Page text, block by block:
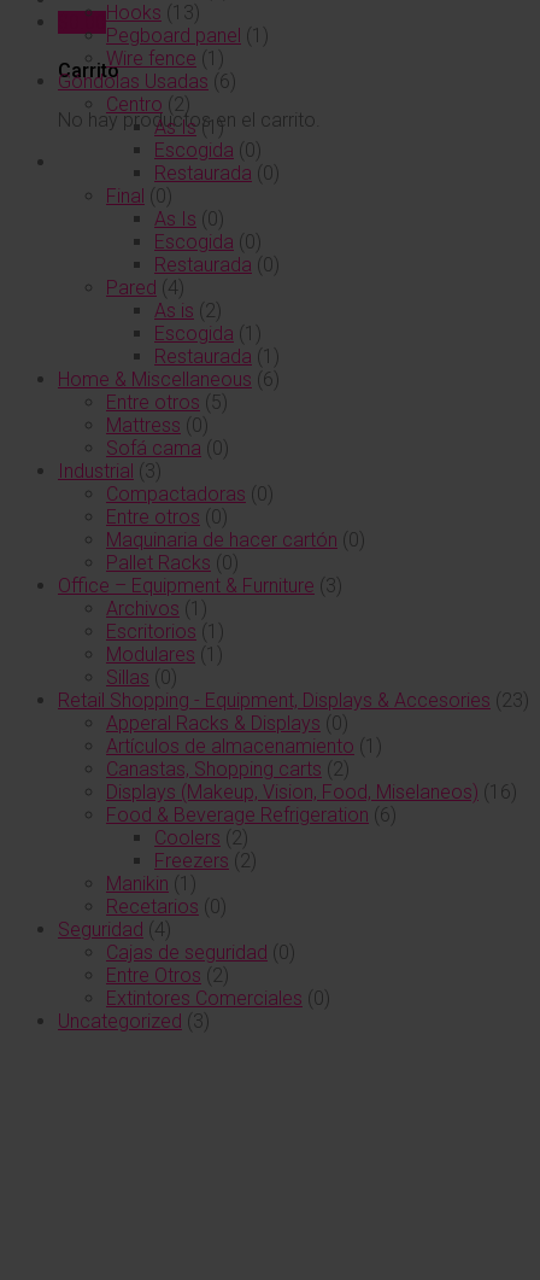
0.00
Carrito
No hay productos en el carrito.
Hooks (13)
Pegboard panel (1)
Wire fence (1)
Góndolas Usadas (6)
Centro (2)
As Is (1)
Escogida (0)
Restaurada (0)
Final (0)
As Is (0)
Escogida (0)
Restaurada (0)
Pared (4)
As is (2)
Escogida (1)
Restaurada (1)
Home & Miscellaneous (6)
Entre otros (5)
Mattress (0)
Sofá cama (0)
Industrial (3)
Compactadoras (0)
Entre otros (0)
Maquinaria de hacer cartón (0)
Pallet Racks (0)
Office – Equipment & Furniture (3)
Archivos (1)
Escritorios (1)
Modulares (1)
Sillas (0)
Retail Shopping - Equipment, Displays & Accesories (23)
Apperal Racks & Displays (0)
Artículos de almacenamiento (1)
Canastas, Shopping carts (2)
Displays (Makeup, Vision, Food, Miselaneos) (16)
Food & Beverage Refrigeration (6)
Coolers (2)
Freezers (2)
Manikin (1)
Recetarios (0)
Seguridad (4)
Cajas de seguridad (0)
Entre Otros (2)
Extintores Comerciales (0)
Uncategorized (3)